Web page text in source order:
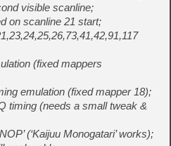
visible scanline;
on scanline 21 start;
(fixed mappers
emulation (fixed mapper 18);
timing (needs a small tweak &
(‘Kaijuu Monogatari’ works);